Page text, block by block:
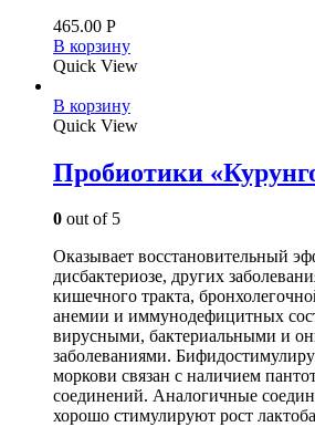
465.00 Р
В корзину
Quick View
В корзину
Quick View
Пробиотики
0 out of 5
Оказывает восстановительный
дисбактериозе, других
кишечного тракта,
анемии и иммунодефицитных
вирусными, бактериальными и
заболеваниями.
моркови связан с наличием
соединений. Аналогичные
хорошо стимулируют рост